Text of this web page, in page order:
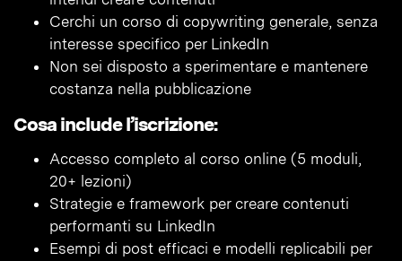
Cerchi un corso di copywriting generale, senza
interesse specifico per LinkedIn
Non sei disposto a sperimentare e mantenere
costanza nella pubblicazione
Cosa include l’iscrizione:
Accesso completo al corso online (5 moduli,
20+ lezioni)
Strategie e framework per creare contenuti
performanti su LinkedIn
Esempi di post efficaci e modelli replicabili per